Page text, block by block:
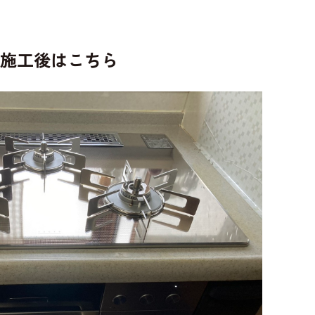
施工後はこちら